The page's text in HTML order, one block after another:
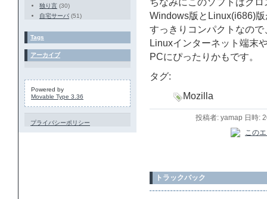
ちなみにこのソフトはク
Windows版とLinux(i686)
すっきりコンパクトなの
Linuxインターネット端末
PCにぴったりかもです。
タグ:
Mozilla
投稿者: yamap 日時:
トラックバック
独り言 (30)
自宅サーバ (51)
Tags
アーカイブ
Powered by
Movable Type 3.36
プライバシーポリシー